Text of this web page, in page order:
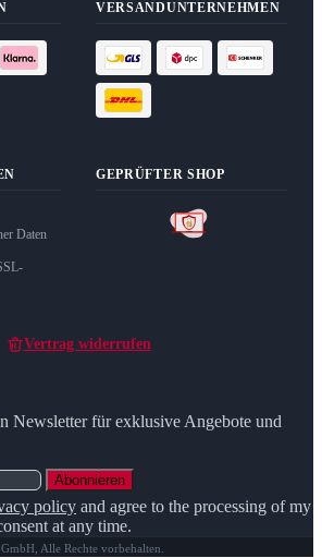
VERSANDUNTERNEHMEN
Daten
GEPRÜFTER SHOP
Vertrag widerrufen
Newsletter für exklusive Angebote und
Abonnieren
policy and agree to the processing of my
at any time.
Alle Rechte vorbehalten.